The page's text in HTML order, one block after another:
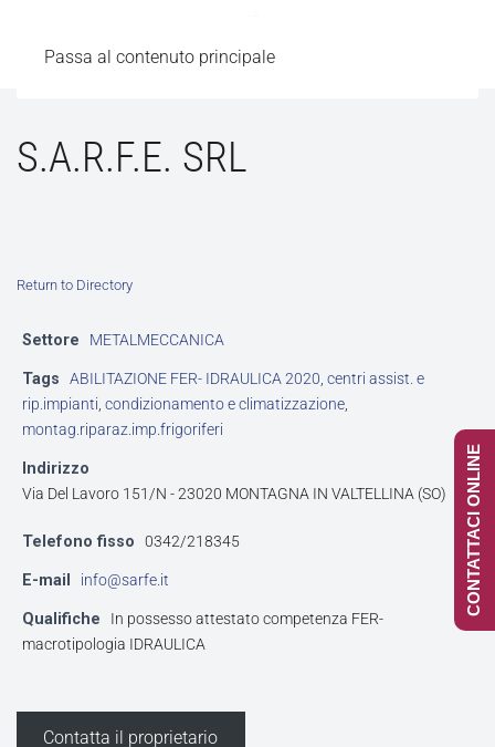
Passa al contenuto principale
S.A.R.F.E. SRL
Return to Directory
Settore METALMECCANICA
Tags ABILITAZIONE FER- IDRAULICA 2020, centri assist. e
rip.impianti, condizionamento e climatizzazione,
montag.riparaz.imp.frigoriferi
Indirizzo
Via Del Lavoro 151/N - 23020 MONTAGNA IN VALTELLINA (SO)
Telefono fisso 0342/218345
E-mail info@sarfe.it
Qualifiche
In possesso attestato competenza FER-
macrotipologia IDRAULICA
Contatta il proprietario
CONTATTACI ONLINE